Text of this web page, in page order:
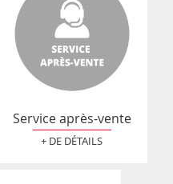
Service après-vente
+ DE DÉTAILS